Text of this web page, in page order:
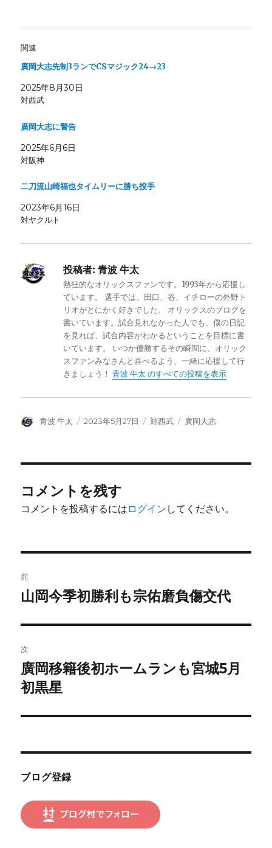
関連
廣岡大志先制3ランでCSマジック24→23
2025年8月30日
対西武
廣岡大志に警告
2025年6月6日
対阪神
二刀流山崎福也タイムリーに勝ち投手
2023年6月16日
対ヤクルト
投稿者: 青波 牛太
熱狂的なオリックスファンです。1993年から応援し
ています。 選手では、田口、谷、イチローの外野ト
リオがとにかく好きでした。 オリックスのブログを
書いています。試合見れなかった人でも、僕の日記
を見れば、試合内容がわかるということを目標に書
いています。 いつか優勝するその瞬間に、オリック
スファンみなさんと喜べるよう、一緒に応援して行
きましょう！青波 牛太 のすべての投稿を表示
投
青波 牛太
投
2023年5月27日
カ
対西武
タ
廣岡大志
コメントを残す
コメントを投稿するには ログイン してください。
稿
ビ
ゲ
ー
シ
ン
前
前
投
稿:
山岡今季初勝利も宗佑磨負傷交代
次
次
の
稿:
廣岡移籍後初ホームランも宮城5月
初黒星
ブログ登録